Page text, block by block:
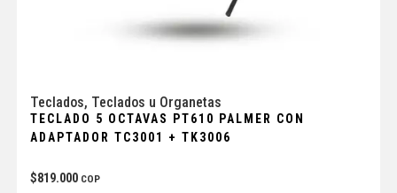
Teclados, Teclados u Organetas
TECLADO 5 OCTAVAS PT610 PALMER CON
ADAPTADOR TC3001 + TK3006
$819.000 COP